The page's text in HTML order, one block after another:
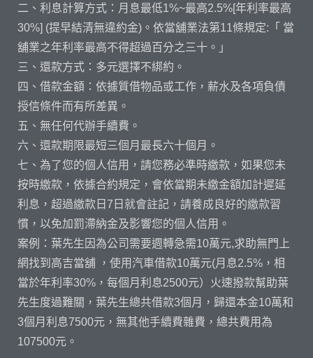
二、利息計算方式：月息最低1%~最高2.5%[年利率最高
30%] (提早結清無違約金)。依當舖業法第11條規定:「 當
舖業之年利率最高不得超過百分之三十。」
三、還款方式：多元選擇不綁約。
四、借款金額：依據質借物品或工作，薪水及各項負債
授信條件而有所差異。
五、無任何代辦手續費。
六、還款期限最短三個月最長六十個月。
七、為了您的個人信用，請您務必準時繳款，如果您未
按時繳款，依據合約規定，會依當期未繳金額加計遲延
利息，超過繳款日7日就會註記，請養成良好的繳款習
慣，以免加罰滯納金及影響您的個人信用。
案例：葉先生因為公司需要週轉急需10萬元,求助無門上
網找到高吉當舖 ，使用汽車借款10萬元(月息2.5%，相
當於年利率30%，每個月利息2500元）火速撥款幫助葉
先生度過難關，葉先生總共借款3個月，歸還本金10萬和
3個月利息7500元，無其他手續費雜費，總共費用為
107500元。